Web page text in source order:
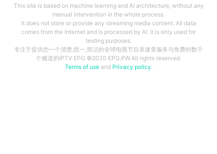
This site is based on machine learning and AI architecture, without any
manual intervention in the whole process.
It does not store or provide any streaming media content. All data
comes from the Internet and is processed by AI. It is only used for
testing purposes.
专注于提供您一个清楚,统一,简洁的全球电视节目表速查服务与免费的数千
个频道的IPTV EPG ©2020 EPG.PW.All rights reserved.
Terms of useand Privacy policy.